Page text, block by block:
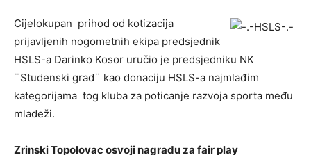
Cijelokupan prihod od kotizacija
prijavljenih nogometnih ekipa predsjednik
HSLS-a Darinko Kosor uručio je predsjedniku NK
¨Studenski grad¨ kao donaciju HSLS-a najmlađim
kategorijama tog kluba za poticanje razvoja sporta među
mladeži.
Zrinski Topolovac osvoji nagradu za fair play